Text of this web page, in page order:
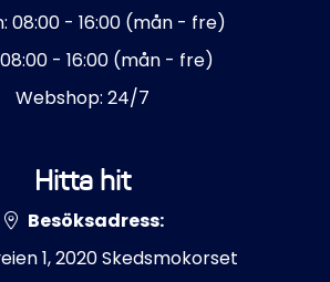
08:00 - 16:00 (mån - fre)
- 16:00 (mån - fre)
Webshop: 24/7
Hitta hit
Besöksadress:
1, 2020 Skedsmokorset